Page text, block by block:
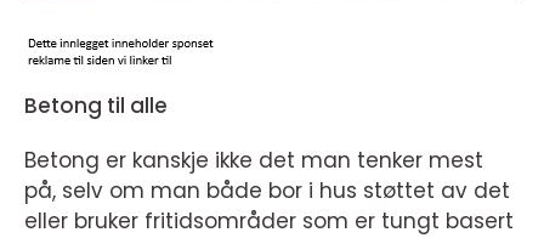
Betong til alle
Betong er kanskje ikke det man tenker mest
på, selv om man både bor i hus støttet av det
eller bruker fritidsområder som er tungt basert